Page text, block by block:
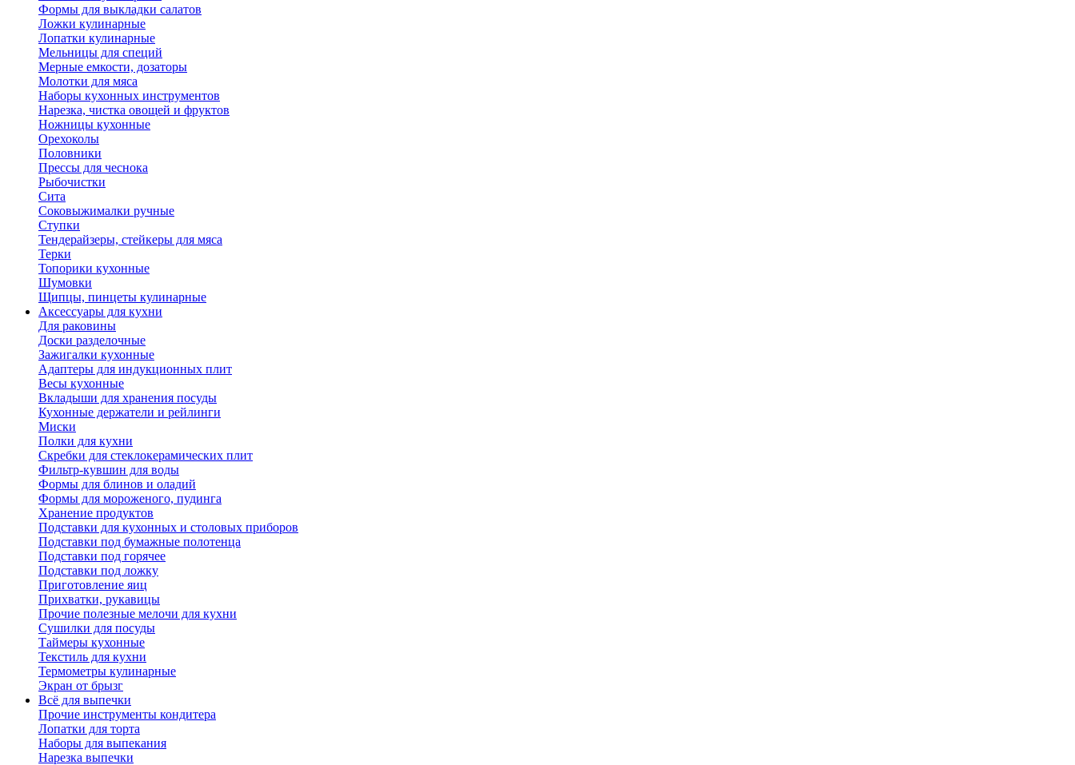
Формы для выкладки салатов
Ложки кулинарные
Лопатки кулинарные
Мельницы для специй
Мерные емкости, дозаторы
Молотки для мяса
Наборы кухонных инструментов
Нарезка, чистка овощей и фруктов
Ножницы кухонные
Орехоколы
Половники
Прессы для чеснока
Рыбочистки
Сита
Соковыжималки ручные
Ступки
Тендерайзеры, стейкеры для мяса
Терки
Топорики кухонные
Шумовки
Щипцы, пинцеты кулинарные
Аксессуары для кухни
Для раковины
Доски разделочные
Зажигалки кухонные
Адаптеры для индукционных плит
Весы кухонные
Вкладыши для хранения посуды
Кухонные держатели и рейлинги
Миски
Полки для кухни
Скребки для стеклокерамических плит
Фильтр-кувшин для воды
Формы для блинов и оладий
Формы для мороженого, пудинга
Хранение продуктов
Подставки для кухонных и столовых приборов
Подставки под бумажные полотенца
Подставки под горячее
Подставки под ложку
Приготовление яиц
Прихватки, рукавицы
Прочие полезные мелочи для кухни
Сушилки для посуды
Таймеры кухонные
Текстиль для кухни
Термометры кулинарные
Экран от брызг
Всё для выпечки
Прочие инструменты кондитера
Лопатки для торта
Наборы для выпекания
Нарезка выпечки